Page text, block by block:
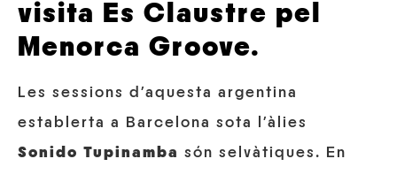
visita Es Claustre pel
Menorca Groove.
Les sessions d’aquesta argentina
establerta a Barcelona sota l’àlies
Sonido Tupinamba són selvàtiques. En